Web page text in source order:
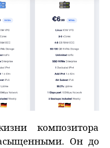
композитора
Он до